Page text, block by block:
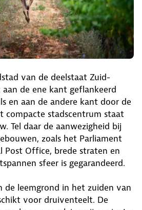
van de deelstaat Zuid-
de ene kant geflankeerd
en aan de andere kant door de
compacte stadscentrum staat
Tel daar de aanwezigheid bij
zoals het Parliament
Post Office, brede straten en
sfeer is gegarandeerd.
de leemgrond in het zuiden van
voor druiventeelt. De